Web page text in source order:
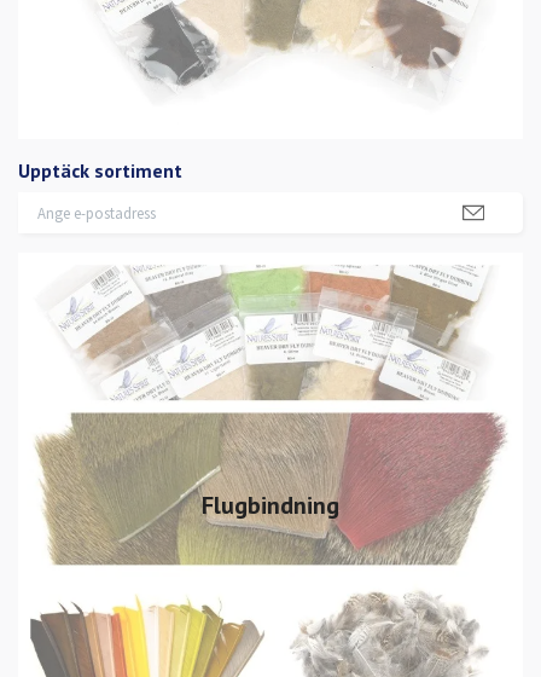
Upptäck sortiment
Flugbindning